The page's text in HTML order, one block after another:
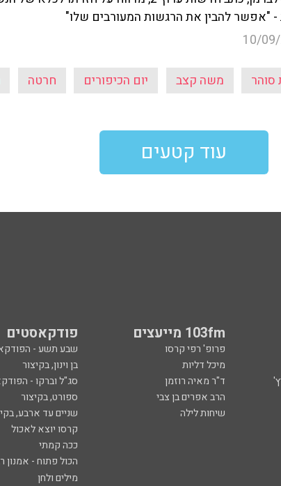
"אפשר להבין את הרגשות המעורבים שלו"
10/
סוהר משה קצב יום הכיפורים חרטה
עוד קטעים
103fm מייעצים פודקאסטים
פרופ' רפי קרסו שבע תשע -
מיכל דליות בן וינון, בקיצור
ד"ר מאיה רוזמן סג"ל וברקו -
הרב אפרים בן צבי ספורט, בקיצור
שיחות לילה שניים עד ארבע,
קרסו יוצא לאכול
ככה קמתי
הכול פתוח - אמנון
מילים ולחן